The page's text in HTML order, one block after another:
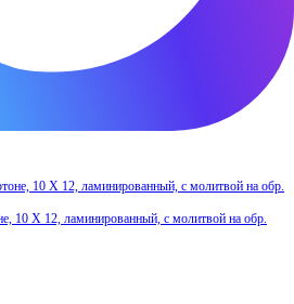
10 Х 12, ламинированный, с молитвой на обр.